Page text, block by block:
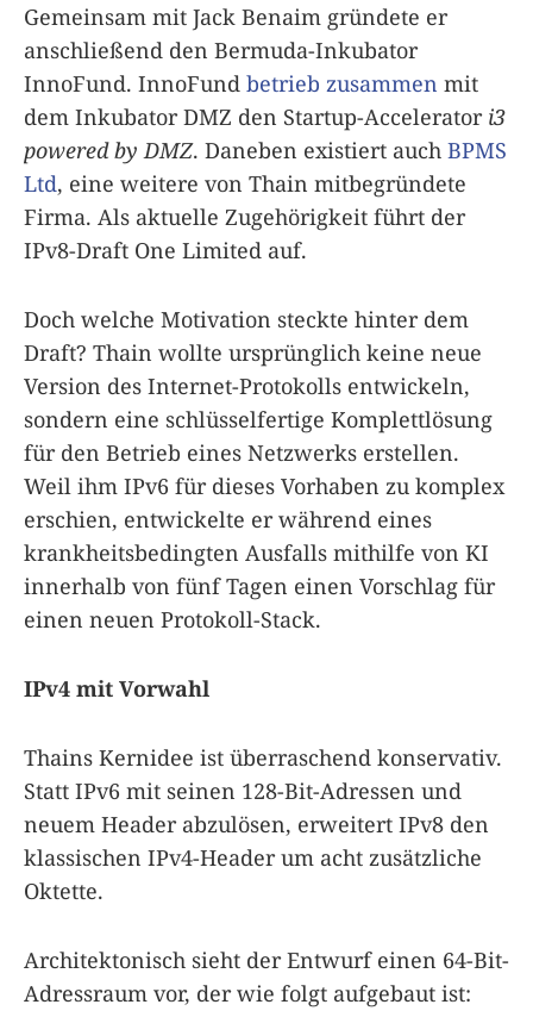
Gemeinsam mit Jack Benaim gründete er
anschließend den Bermuda-Inkubator
InnoFund. InnoFund betrieb zusammen mit
dem Inkubator DMZ den Startup-Accelerator i3
powered by DMZ. Daneben existiert auch BPMS
Ltd, eine weitere von Thain mitbegründete
Firma. Als aktuelle Zugehörigkeit führt der
IPv8-Draft One Limited auf.
Doch welche Motivation steckte hinter dem
Draft? Thain wollte ursprünglich keine neue
Version des Internet-Protokolls entwickeln,
sondern eine schlüsselfertige Komplettlösung
für den Betrieb eines Netzwerks erstellen.
Weil ihm IPv6 für dieses Vorhaben zu komplex
erschien, entwickelte er während eines
krankheitsbedingten Ausfalls mithilfe von KI
innerhalb von fünf Tagen einen Vorschlag für
einen neuen Protokoll-Stack.
IPv4 mit Vorwahl
Thains Kernidee ist überraschend konservativ.
Statt IPv6 mit seinen 128-Bit-Adressen und
neuem Header abzulösen, erweitert IPv8 den
klassischen IPv4-Header um acht zusätzliche
Oktette.
Architektonisch sieht der Entwurf einen 64-Bit-
Adressraum vor, der wie folgt aufgebaut ist: